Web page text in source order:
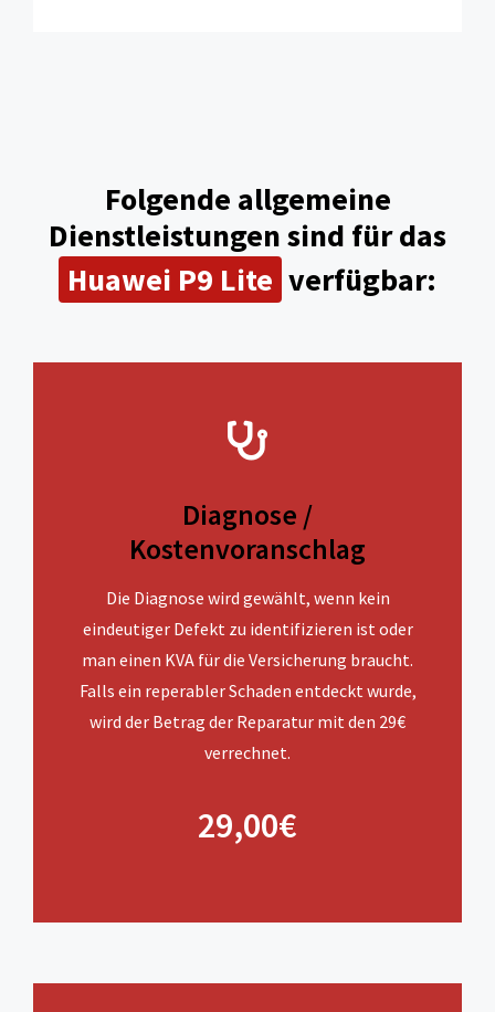
Folgende allgemeine
Dienstleistungen sind für das
Huawei P9 Lite verfügbar:
Diagnose /
Kostenvoranschlag
Die Diagnose wird gewählt, wenn kein
eindeutiger Defekt zu identifizieren ist oder
man einen KVA für die Versicherung braucht.
Falls ein reperabler Schaden entdeckt wurde,
wird der Betrag der Reparatur mit den 29€
verrechnet.
29,00€